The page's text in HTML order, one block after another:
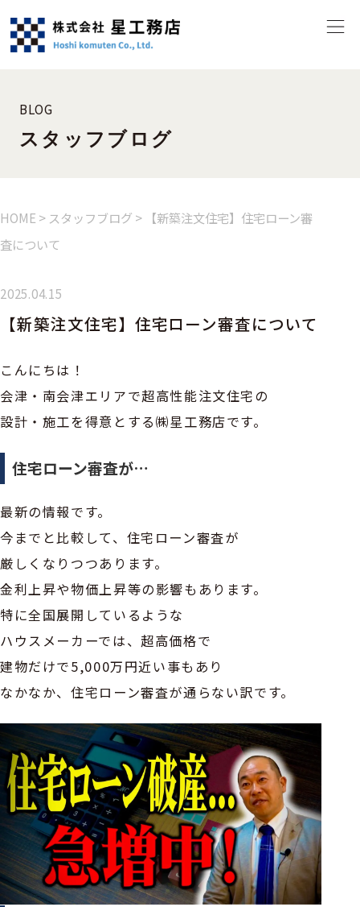
BLOG
スタッフブログ
HOME > スタッフブログ > 【新築注文住宅】住宅ローン審
査について
2025.04.15
【新築注文住宅】住宅ローン審査について
こんにちは！
会津・南会津エリアで超高性能注文住宅の
設計・施工を得意とする㈱星工務店です。
住宅ローン審査が…
最新の情報です。
今までと比較して、住宅ローン審査が
厳しくなりつつあります。
金利上昇や物価上昇等の影響もあります。
特に全国展開しているような
ハウスメーカーでは、超高価格で
建物だけで5,000万円近い事もあり
なかなか、住宅ローン審査が通らない訳です。